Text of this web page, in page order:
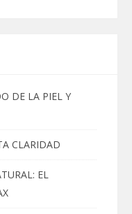
DE LA PIEL Y
CLARIDAD
EL